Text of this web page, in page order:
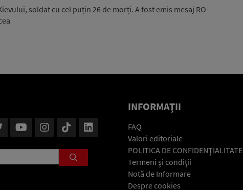
soldat cu cel puțin 26 de morți. A fost emis mesaj RO-
INFORMAŢII
FAQ
Valori editoriale
POLITICA DE CONFIDENŢIALITATE
Termeni şi condiţii
Notă de Informare
Despre cookies